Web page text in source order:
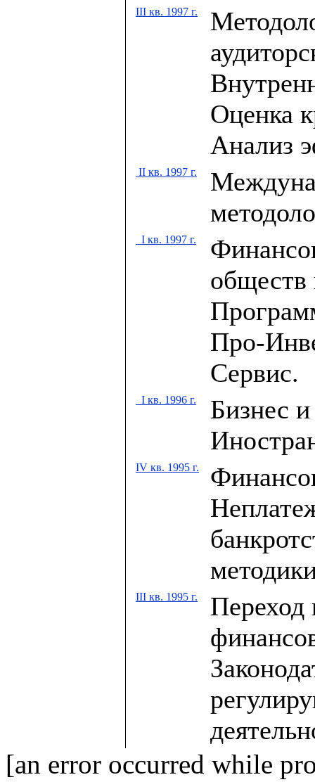
III кв. 1997 г.
Оценка
Анализ
II кв. 1997 г.
I кв. 1997 г.
обществ
Про-
Сервис.
I кв. 1996 г.
Бизнес и
IV кв. 1995 г.
III кв. 1995 г.
[an error occurred while